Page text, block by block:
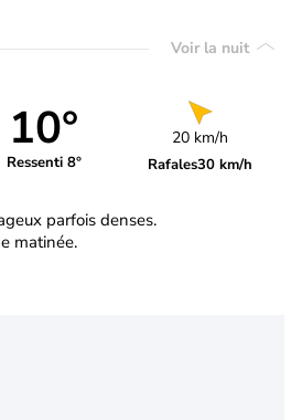
Voir la nuit
10°
Ressenti 8°
20 km/h
Rafales30 km/h
parfois denses.
matinée.